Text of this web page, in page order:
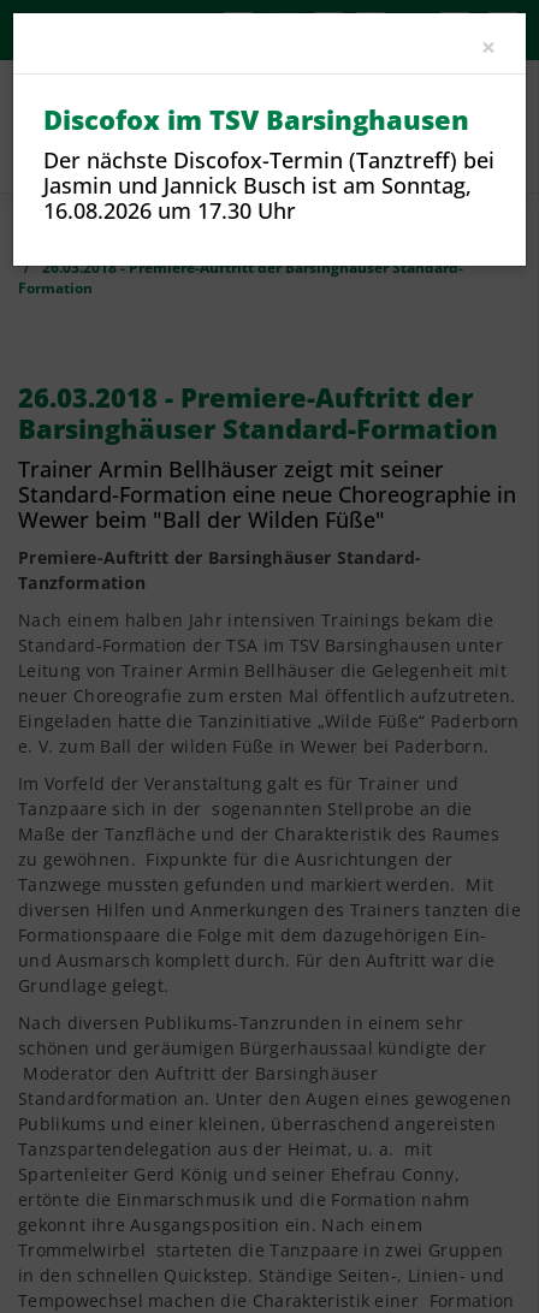
26.03.2018 - Premiere-Auftritt der Barsinghäuser Standard-
Formation
26.03.2018 - Premiere-Auftritt der
Barsinghäuser Standard-Formation
Trainer Armin Bellhäuser zeigt mit seiner
Standard-Formation eine neue Choreographie in
Wewer beim "Ball der Wilden Füße"
Premiere-Auftritt der Barsinghäuser Standard-
Tanzformation
Nach einem halben Jahr intensiven Trainings bekam die
Standard-Formation der TSA im TSV Barsinghausen unter
Leitung von Trainer Armin Bellhäuser die Gelegenheit mit
neuer Choreografie zum ersten Mal öffentlich aufzutreten.
Eingeladen hatte die Tanzinitiative „Wilde Füße“ Paderborn
e. V. zum Ball der wilden Füße in Wewer bei Paderborn.
Im Vorfeld der Veranstaltung galt es für Trainer und
Tanzpaare sich in der sogenannten Stellprobe an die
Maße der Tanzfläche und der Charakteristik des Raumes
zu gewöhnen. Fixpunkte für die Ausrichtungen der
Tanzwege mussten gefunden und markiert werden. Mit
diversen Hilfen und Anmerkungen des Trainers tanzten die
Formationspaare die Folge mit dem dazugehörigen Ein-
und Ausmarsch komplett durch. Für den Auftritt war die
Grundlage gelegt.
Nach diversen Publikums-Tanzrunden in einem sehr
schönen und geräumigen Bürgerhaussaal kündigte der
Moderator den Auftritt der Barsinghäuser
Standardformation an. Unter den Augen eines gewogenen
Publikums und einer kleinen, überraschend angereisten
Tanzspartendelegation aus der Heimat, u. a. mit
Spartenleiter Gerd König und seiner Ehefrau Conny,
ertönte die Einmarschmusik und die Formation nahm
gekonnt ihre Ausgangsposition ein. Nach einem
Trommelwirbel starteten die Tanzpaare in zwei Gruppen
in den schnellen Quickstep. Ständige Seiten-, Linien- und
Tempowechsel machen die Charakteristik einer Formation
×
Discofox im TSV Barsinghausen
Der nächste Discofox-Termin (Tanztreff) bei
Jasmin und Jannick Busch ist am Sonntag,
16.08.2026 um 17.30 Uhr